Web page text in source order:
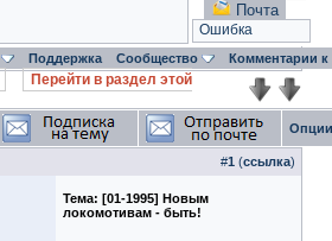
Почта
Ошибка
Поддержка Сообщество Комментарии
Перейти в раздел этой
#1 (ссылка)
Тема: [01-1995] Новым
локомотивам - быть!